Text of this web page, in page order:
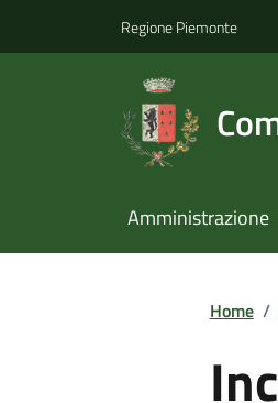
Regione Piemonte
Amministrazione
Home /